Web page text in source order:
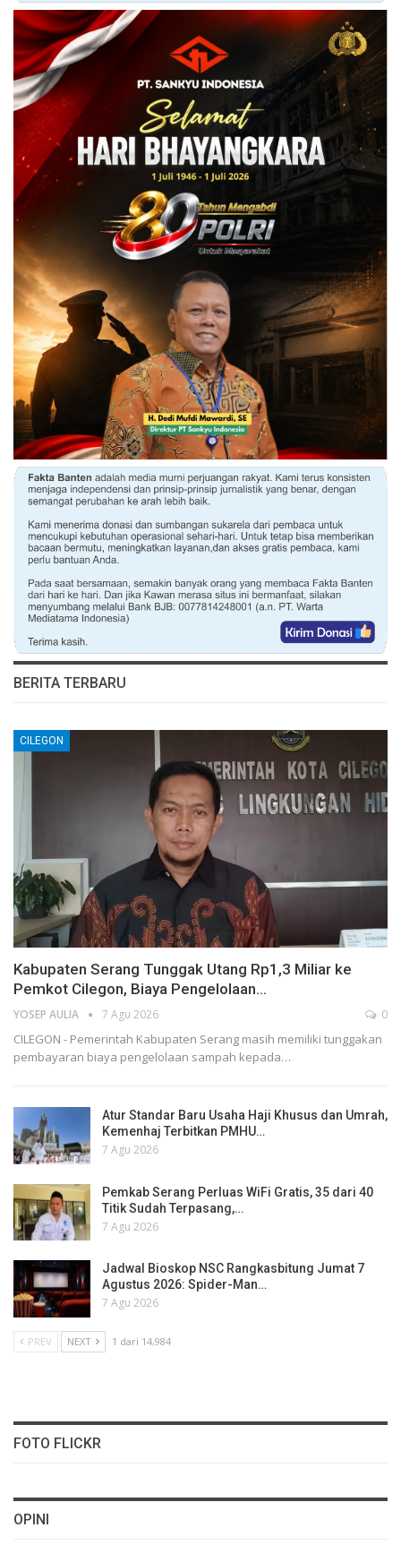
BERITA TERBARU
CILEGON
Kabupaten Serang Tunggak Utang Rp1,3 Miliar ke
Pemkot Cilegon, Biaya Pengelolaan…
YOSEP AULIA 7 Agu 2026 0
CILEGON - Pemerintah Kabupaten Serang masih memiliki tunggakan
pembayaran biaya pengelolaan sampah kepada…
Atur Standar Baru Usaha Haji Khusus dan Umrah,
Kemenhaj Terbitkan PMHU…
7 Agu 2026
Pemkab Serang Perluas WiFi Gratis, 35 dari 40
Titik Sudah Terpasang,…
7 Agu 2026
Jadwal Bioskop NSC Rangkasbitung Jumat 7
Agustus 2026: Spider-Man…
7 Agu 2026
PREV NEXT 1 dari 14,984
FOTO FLICKR
OPINI